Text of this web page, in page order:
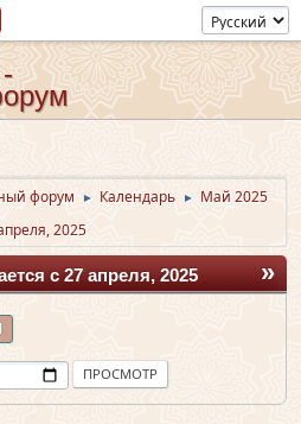
форум ► Календарь ► Май 2025
2025
»
с 27 апреля, 2025